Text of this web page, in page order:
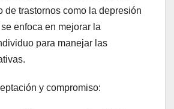
de trastornos como la depresión
enfoca en mejorar la
para manejar las
y compromiso: